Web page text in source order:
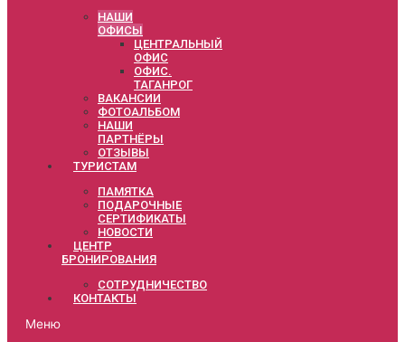
НАШИ
ОФИСЫ
ЦЕНТРАЛЬНЫЙ
ОФИС
ОФИС.
ТАГАНРОГ
ВАКАНСИИ
ФОТОАЛЬБОМ
НАШИ
ПАРТНЁРЫ
ОТЗЫВЫ
ТУРИСТАМ
ПАМЯТКА
ПОДАРОЧНЫЕ
СЕРТИФИКАТЫ
НОВОСТИ
ЦЕНТР
БРОНИРОВАНИЯ
СОТРУДНИЧЕСТВО
КОНТАКТЫ
Меню